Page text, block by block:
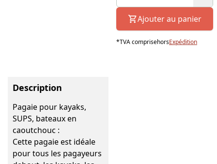
Ajouter au panier
*TVA comprisehorsExpédition
Description
Pagaie pour kayaks,
SUPS, bateaux en
caoutchouc :
Cette pagaie est idéale
pour tous les pagayeurs